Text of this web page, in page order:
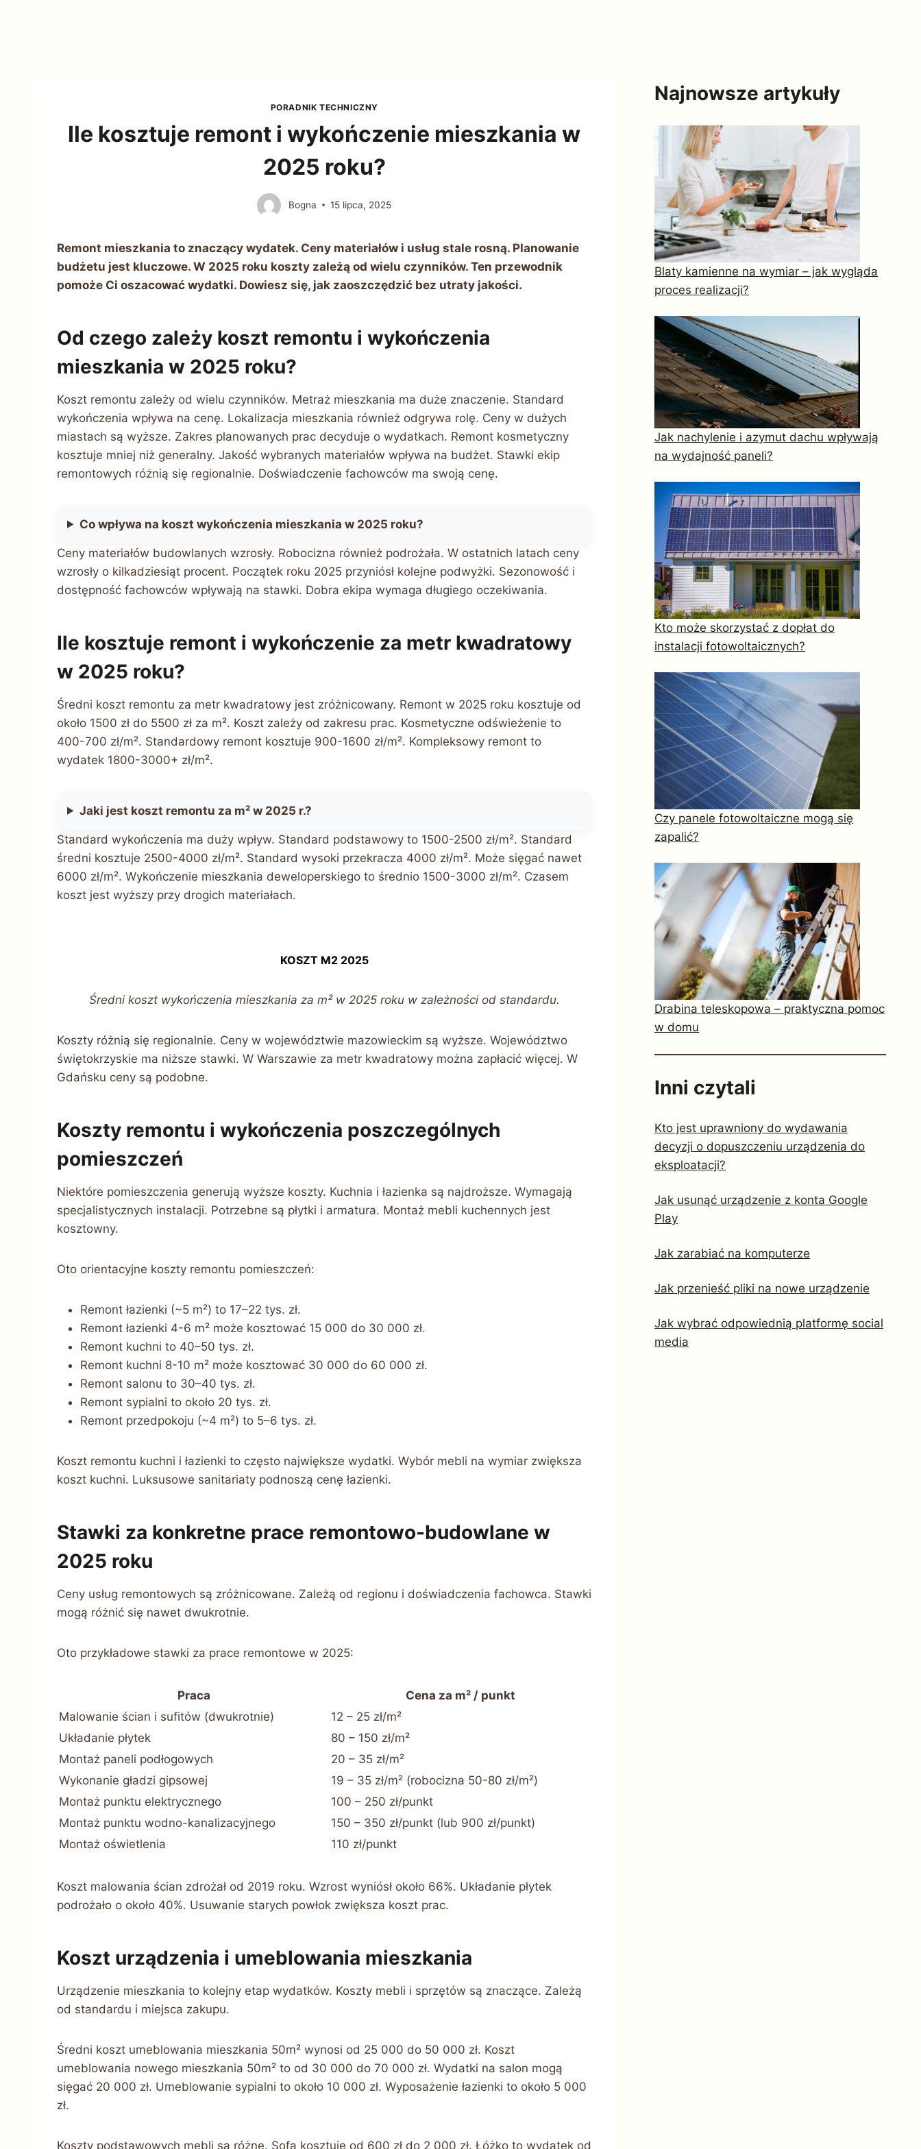
PORADNIK TECHNICZNY
Ile kosztuje remont i wykończenie mieszkania w
2025 roku?
Bogna 15 lipca, 2025
Remont mieszkania to znaczący wydatek. Ceny materiałów i usług stale rosną. Planowanie
budżetu jest kluczowe. W 2025 roku koszty zależą od wielu czynników. Ten przewodnik
pomoże Ci oszacować wydatki. Dowiesz się, jak zaoszczędzić bez utraty jakości.
Od czego zależy koszt remontu i wykończenia
mieszkania w 2025 roku?
Koszt remontu zależy od wielu czynników. Metraż mieszkania ma duże znaczenie. Standard
wykończenia wpływa na cenę. Lokalizacja mieszkania również odgrywa rolę. Ceny w dużych
miastach są wyższe. Zakres planowanych prac decyduje o wydatkach. Remont kosmetyczny
kosztuje mniej niż generalny. Jakość wybranych materiałów wpływa na budżet. Stawki ekip
remontowych różnią się regionalnie. Doświadczenie fachowców ma swoją cenę.
Co wpływa na koszt wykończenia mieszkania w 2025 roku?
Ceny materiałów budowlanych wzrosły. Robocizna również podrożała. W ostatnich latach ceny
wzrosły o kilkadziesiąt procent. Początek roku 2025 przyniósł kolejne podwyżki. Sezonowość i
dostępność fachowców wpływają na stawki. Dobra ekipa wymaga długiego oczekiwania.
Ile kosztuje remont i wykończenie za metr kwadratowy
w 2025 roku?
Średni koszt remontu za metr kwadratowy jest zróżnicowany. Remont w 2025 roku kosztuje od
około 1500 zł do 5500 zł za m². Koszt zależy od zakresu prac. Kosmetyczne odświeżenie to
400-700 zł/m². Standardowy remont kosztuje 900-1600 zł/m². Kompleksowy remont to
wydatek 1800-3000+ zł/m².
Jaki jest koszt remontu za m² w 2025 r.?
Standard wykończenia ma duży wpływ. Standard podstawowy to 1500-2500 zł/m². Standard
średni kosztuje 2500-4000 zł/m². Standard wysoki przekracza 4000 zł/m². Może sięgać nawet
6000 zł/m². Wykończenie mieszkania deweloperskiego to średnio 1500-3000 zł/m². Czasem
koszt jest wyższy przy drogich materiałach.
KOSZT M2 2025
Średni koszt wykończenia mieszkania za m² w 2025 roku w zależności od standardu.
Koszty różnią się regionalnie. Ceny w województwie mazowieckim są wyższe. Województwo
świętokrzyskie ma niższe stawki. W Warszawie za metr kwadratowy można zapłacić więcej. W
Gdańsku ceny są podobne.
Koszty remontu i wykończenia poszczególnych
pomieszczeń
Niektóre pomieszczenia generują wyższe koszty. Kuchnia i łazienka są najdroższe. Wymagają
specjalistycznych instalacji. Potrzebne są płytki i armatura. Montaż mebli kuchennych jest
kosztowny.
Oto orientacyjne koszty remontu pomieszczeń:
Remont łazienki (~5 m²) to 17–22 tys. zł.
Remont łazienki 4-6 m² może kosztować 15 000 do 30 000 zł.
Remont kuchni to 40–50 tys. zł.
Remont kuchni 8-10 m² może kosztować 30 000 do 60 000 zł.
Remont salonu to 30–40 tys. zł.
Remont sypialni to około 20 tys. zł.
Remont przedpokoju (~4 m²) to 5–6 tys. zł.
Koszt remontu kuchni i łazienki to często największe wydatki. Wybór mebli na wymiar zwiększa
koszt kuchni. Luksusowe sanitariaty podnoszą cenę łazienki.
Stawki za konkretne prace remontowo-budowlane w
2025 roku
Ceny usług remontowych są zróżnicowane. Zależą od regionu i doświadczenia fachowca. Stawki
mogą różnić się nawet dwukrotnie.
Oto przykładowe stawki za prace remontowe w 2025:
Praca
Cena za m² / punkt
Malowanie ścian i sufitów (dwukrotnie)
12 – 25 zł/m²
Układanie płytek
80 – 150 zł/m²
Montaż paneli podłogowych
20 – 35 zł/m²
Wykonanie gładzi gipsowej
19 – 35 zł/m² (robocizna 50-80 zł/m²)
Montaż punktu elektrycznego
100 – 250 zł/punkt
Montaż punktu wodno-kanalizacyjnego
150 – 350 zł/punkt (lub 900 zł/punkt)
Montaż oświetlenia
110 zł/punkt
Koszt malowania ścian zdrożał od 2019 roku. Wzrost wyniósł około 66%. Układanie płytek
podrożało o około 40%. Usuwanie starych powłok zwiększa koszt prac.
Koszt urządzenia i umeblowania mieszkania
Urządzenie mieszkania to kolejny etap wydatków. Koszty mebli i sprzętów są znaczące. Zależą
od standardu i miejsca zakupu.
Średni koszt umeblowania mieszkania 50m² wynosi od 25 000 do 50 000 zł. Koszt
umeblowania nowego mieszkania 50m² to od 30 000 do 70 000 zł. Wydatki na salon mogą
sięgać 20 000 zł. Umeblowanie sypialni to około 10 000 zł. Wyposażenie łazienki to około 5 000
zł.
Koszty podstawowych mebli są różne. Sofa kosztuje od 600 zł do 2 000 zł. Łóżko to wydatek od
Najnowsze artykuły
Blaty kamienne na wymiar – jak wygląda
proces realizacji?
Jak nachylenie i azymut dachu wpływają
na wydajność paneli?
Kto może skorzystać z dopłat do
instalacji fotowoltaicznych?
Czy panele fotowoltaiczne mogą się
zapalić?
Drabina teleskopowa – praktyczna pomoc
w domu
Inni czytali
Kto jest uprawniony do wydawania
decyzji o dopuszczeniu urządzenia do
eksploatacji?
Jak usunąć urządzenie z konta Google
Play
Jak zarabiać na komputerze
Jak przenieść pliki na nowe urządzenie
Jak wybrać odpowiednią platformę social
media